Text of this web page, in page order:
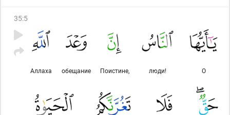
35:5
О
люди!
Поистине,
обещание
Аллаха